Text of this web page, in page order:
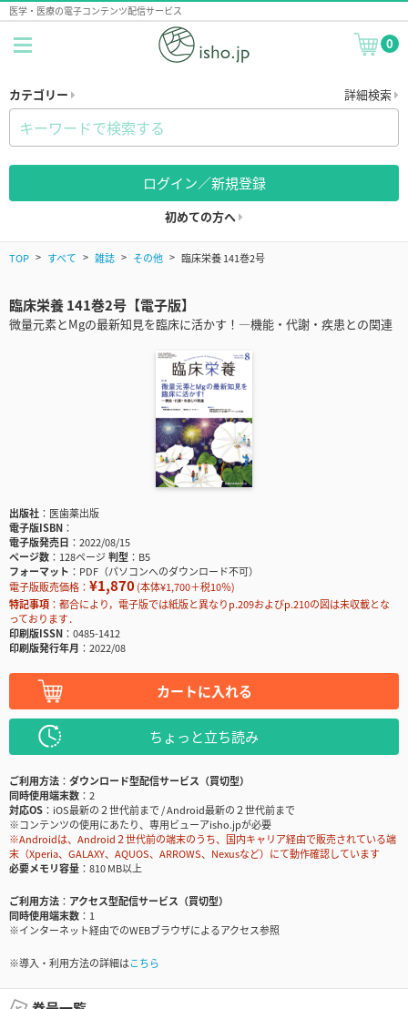
医学・医療の電子コンテンツ配信サービス
0
カテゴリー 詳細検索
ログイン／新規登録
初めての方へ
TOP すべて 雑誌 その他 臨床栄養 141巻2号
臨床栄養 141巻2号【電子版】
微量元素とMgの最新知見を臨床に活かす！―機能・代謝・疾患との関連
出版社
医歯薬出版
電子版ISBN
電子版発売日
2022/08/15
ページ数
128ページ判型
B5
フォーマット
PDF（パソコンへのダウンロード不可）
電子版販売価格： ¥1,870(本体¥1,700＋税10％)
特記事項
都合により，電子版では紙版と異なりp.209およびp.210の図は未収載とな
っております．
印刷版ISSN
0485-1412
印刷版発行年月
2022/08
カートに入れる
ちょっと立ち読み
ご利用方法
ダウンロード型配信サービス（買切型）
同時使用端末数
2
対応OS
iOS最新の２世代前まで / Android最新の２世代前まで
※コンテンツの使用にあたり、専用ビューアisho.jpが必要
※Androidは、Android２世代前の端末のうち、国内キャリア経由で販売されている端
末（Xperia、GALAXY、AQUOS、ARROWS、Nexusなど）にて動作確認しています
必要メモリ容量
810 MB以上
ご利用方法
アクセス型配信サービス（買切型）
同時使用端末数
1
※インターネット経由でのWEBブラウザによるアクセス参照
※導入・利用方法の詳細はこちら